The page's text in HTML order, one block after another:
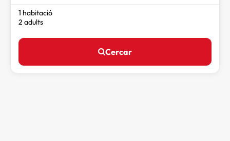
1 habitació
2 adults
Cercar